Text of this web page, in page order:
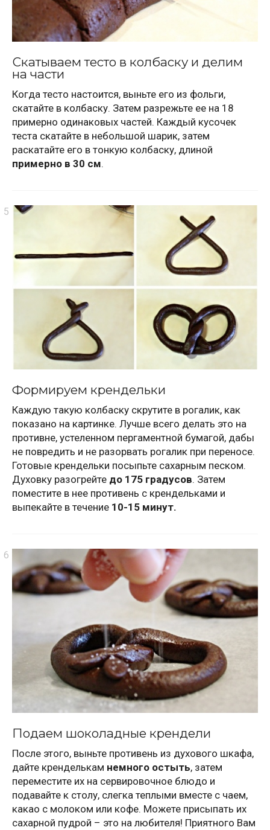
Скатываем тесто в колбаску и делим
на части
Когда тесто настоится, выньте его из фольги,
скатайте в колбаску. Затем разрежьте ее на 18
примерно одинаковых частей. Каждый кусочек
теста скатайте в небольшой шарик, затем
раскатайте его в тонкую колбаску, длиной
примерно в 30 см.
Формируем крендельки
Каждую такую колбаску скрутите в рогалик, как
показано на картинке. Лучше всего делать это на
противне, устеленном пергаментной бумагой, дабы
не повредить и не разорвать рогалик при переносе.
Готовые крендельки посыпьте сахарным песком.
Духовку разогрейте до 175 градусов. Затем
поместите в нее противень с крендельками и
выпекайте в течение 10-15 минут.
Подаем шоколадные крендели
После этого, выньте противень из духового шкафа,
дайте кренделькам немного остыть, затем
переместите их на сервировочное блюдо и
подавайте к столу, слегка теплыми вместе с чаем,
какао с молоком или кофе. Можете присыпать их
сахарной пудрой – это на любителя! Приятного Вам